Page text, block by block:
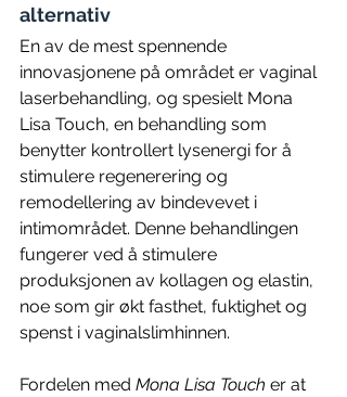
alternativ
En av de mest spennende
innovasjonene på området er vaginal
laserbehandling, og spesielt Mona
Lisa Touch, en behandling som
benytter kontrollert lysenergi for å
stimulere regenerering og
remodellering av bindevevet i
intimområdet. Denne behandlingen
fungerer ved å stimulere
produksjonen av kollagen og elastin,
noe som gir økt fasthet, fuktighet og
spenst i vaginalslimhinnen.
Fordelen med Mona Lisa Touch er at